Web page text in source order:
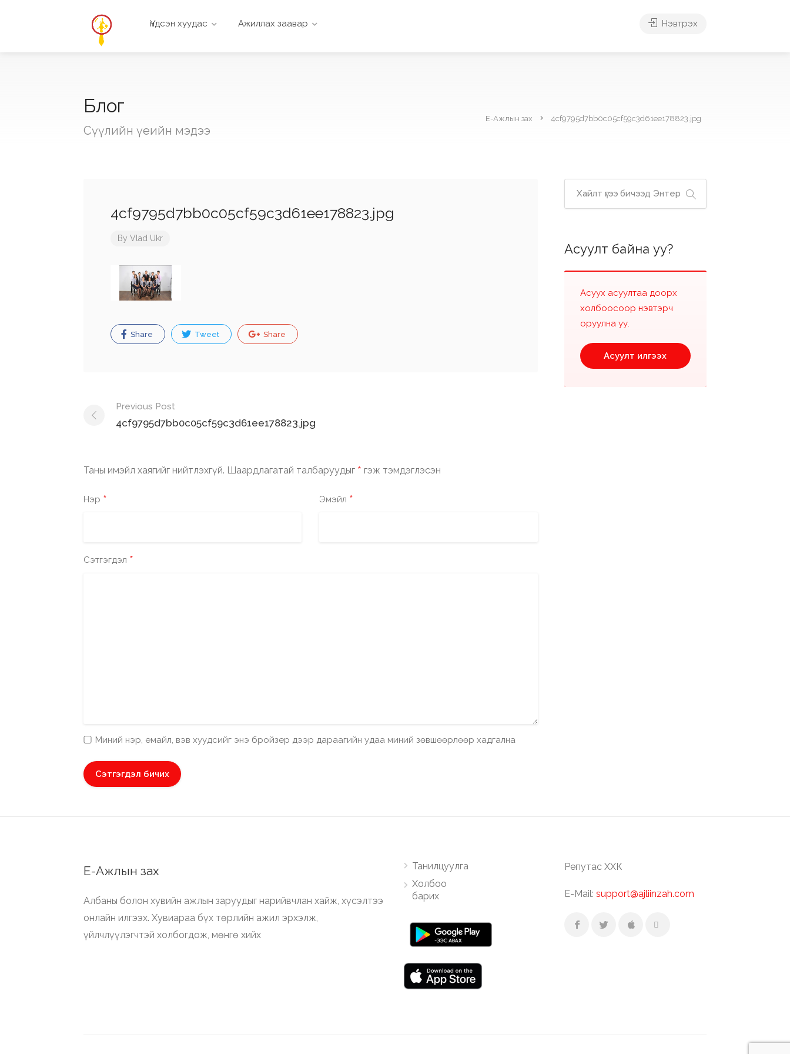
Үндсэн хуудас Ажиллах заавар Нэвтрэх
Блог
Сүүлийн үеийн мэдээ
Е-Ажлын зах 4cf9795d7bb0c05cf59c3d61ee178823.jpg
4cf9795d7bb0c05cf59c3d61ee178823.jpg
By Vlad Ukr
Share Tweet Share
Post
navigation
Previous Post
4cf9795d7bb0c05cf59c3d61ee178823.jpg
Таны имэйл хаягийг нийтлэхгүй. Шаардлагатай талбаруудыг * гэж тэмдэглэсэн
Нэр * Эмэйл *
Сэтгэгдэл *
Миний нэр, емайл, вэв хуудсийг энэ бройзер дээр дараагийн удаа миний зөвшөөрлөөр хадгална
Асуулт байна уу?
Асуух асуултаа доорх
холбоосоор нэвтэрч
оруулна уу.
Асуулт илгээх
Е-Ажлын зах
Албаны болон хувийн ажлын заруудыг нарийвчлан хайж, хүсэлтээ
онлайн илгээх. Хувиараа бүх төрлийн ажил эрхэлж,
үйлчлүүлэгчтэй холбогдож, мөнгө хийх
Танилцуулга
Холбоо
барих
Репутас ХХК
E-Mail: support@ajliinzah.com